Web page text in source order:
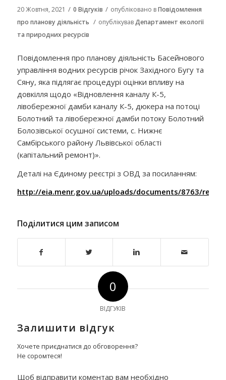
20 Жовтня, 2021 / 0 Відгуків / опубліковано вПовідомлення
про планову діяльність / опублікувавДепартамент екології
та природних ресурсів
Повідомлення про планову діяльність Басейнового
управління водних ресурсів річок Західного Бугу та
Сяну, яка підлягає процедурі оцінки впливу на
довкілля щодо «Відновлення каналу К-5,
лівобережної дамби каналу К-5, дюкера на потоці
Болотний та лівобережної дамби потоку Болотний
Болозівської осушної системи, с. Нижнє
Самбірського району Львівської області
(капітальний ремонт)».
Деталі на Єдиному реєстрі з ОВД за посиланням:
http://eia.menr.gov.ua/uploads/documents/8763/
Поділитися цим записом
0
ВІДГУКІВ
Залишити відгук
Хочете приєднатися до обговорення?
Не соромтеся!
Щоб відправити коментар вам необхідно